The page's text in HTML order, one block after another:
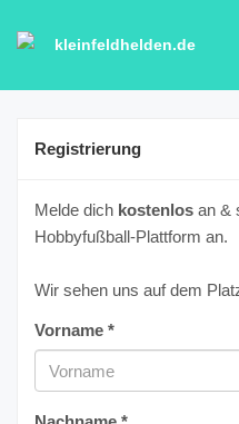
kleinfeldhelden.de
Registrierung
Melde dich kostenlos an &
Hobbyfußball-Plattform an.
Wir sehen uns auf dem
Vorname *